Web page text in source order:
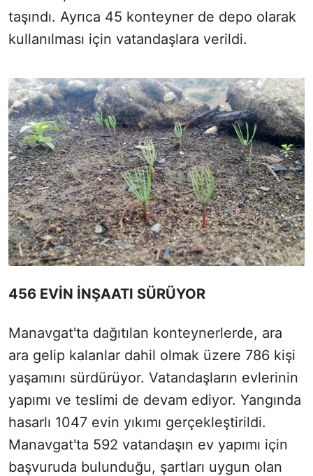
taşındı. Ayrıca 45 konteyner de depo olarak
kullanılması için vatandaşlara verildi.
456 EVİN İNŞAATI SÜRÜYOR
Manavgat'ta dağıtılan konteynerlerde, ara
ara gelip kalanlar dahil olmak üzere 786 kişi
yaşamını sürdürüyor. Vatandaşların evlerinin
yapımı ve teslimi de devam ediyor. Yangında
hasarlı 1047 evin yıkımı gerçekleştirildi.
Manavgat'ta 592 vatandaşın ev yapımı için
başvuruda bulunduğu, şartları uygun olan